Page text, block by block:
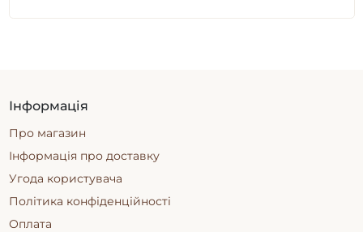
Інформація
Про магазин
Інформація про доставку
Угода користувача
Політика конфіденційності
Оплата